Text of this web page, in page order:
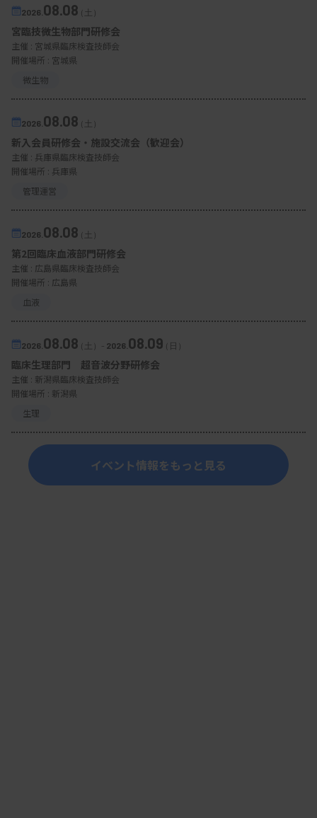
2026. 08.08（土）
宮臨技微生物部門研修会
主催 : 宮城県臨床検査技師会
開催場所 : 宮城県
微生物
2026. 08.08（土）
新入会員研修会・施設交流会（歓迎会）
主催 : 兵庫県臨床検査技師会
開催場所 : 兵庫県
管理運営
2026. 08.08（土）
第2回臨床血液部門研修会
主催 : 広島県臨床検査技師会
開催場所 : 広島県
血液
2026. 08.08（土） - 2026. 08.09（日）
臨床生理部門 超音波分野研修会
主催 : 新潟県臨床検査技師会
開催場所 : 新潟県
生理
イベント情報をもっと見る